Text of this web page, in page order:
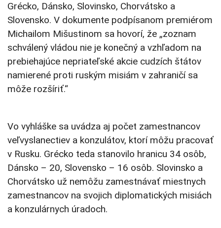
Grécko, Dánsko, Slovinsko, Chorvátsko a
Slovensko. V dokumente podpísanom premiérom
Michailom Mišustinom sa hovorí, že „zoznam
schválený vládou nie je konečný a vzhľadom na
prebiehajúce nepriateľské akcie cudzích štátov
namierené proti ruským misiám v zahraničí sa
môže rozšíriť.“
Vo vyhláške sa uvádza aj počet zamestnancov
veľvyslanectiev a konzulátov, ktorí môžu pracovať
v Rusku. Grécko teda stanovilo hranicu 34 osôb,
Dánsko – 20, Slovensko – 16 osôb. Slovinsko a
Chorvátsko už nemôžu zamestnávať miestnych
zamestnancov na svojich diplomatických misiách
a konzulárnych úradoch.